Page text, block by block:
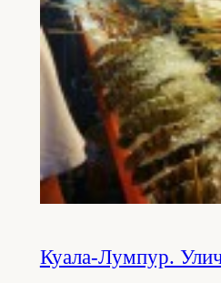
Куала-Лумпур.